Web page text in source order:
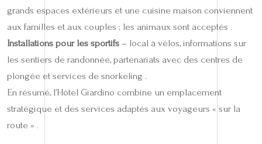
grands espaces extérieurs et une cuisine maison conviennent
aux familles et aux couples ; les animaux sont acceptés .
Installations pour les sportifs – local à vélos, informations sur
les sentiers de randonnée, partenariats avec des centres de
plongée et services de snorkeling .
En résumé, l’Hôtel Giardino combine un emplacement
stratégique et des services adaptés aux voyageurs « sur la
route » .